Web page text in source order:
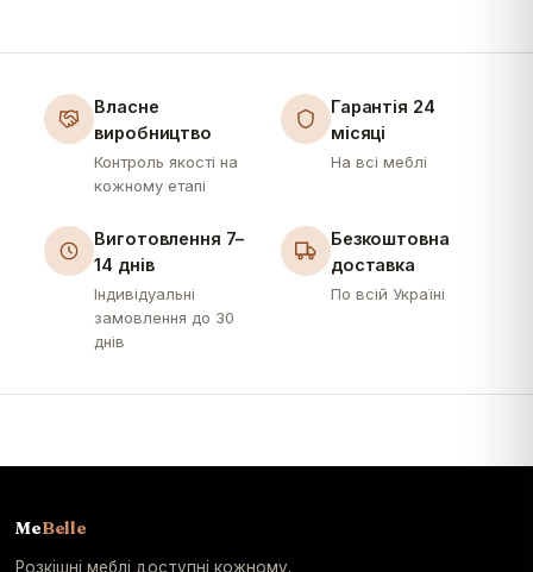
Власне
виробництво
Контроль якості на
кожному етапі
Гарантія 24
місяці
На всі меблі
Виготовлення 7–
14 днів
Індивідуальні
замовлення до 30
днів
Безкоштовна
доставка
По всій Україні
MeBelle
Розкішні меблі доступні кожному.